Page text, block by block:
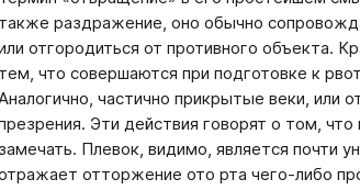
также раздражение, оно обычно
отгородиться от противного объекта.
тем, что совершаются при подготовке к
частично прикрытые веки, или
Эти действия говорят о том,
замечать. Плевок, видимо, является почти
отторжение ото рта чего-либо